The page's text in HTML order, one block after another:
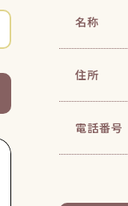
名称
住所
電話番号